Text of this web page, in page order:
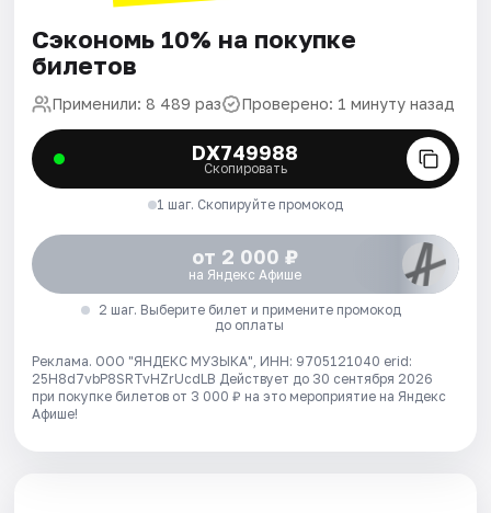
Сэкономь 10% на покупке
билетов
Применили: 8 489 раз Проверено: 1 минуту назад
DX749988
Скопировать
1 шаг. Скопируйте промокод
от 2 000 ₽
на Яндекс Афише
2 шаг. Выберите билет и примените промокод
до оплаты
Реклама. ООО "ЯНДЕКС МУЗЫКА", ИНН: 9705121040 erid:
25H8d7vbP8SRTvHZrUcdLB Действует до 30 сентября 2026
при покупке билетов от 3 000 ₽ на это мероприятие на Яндекс
Афише!